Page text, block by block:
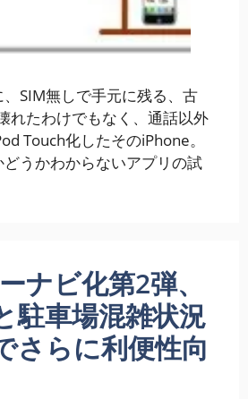
SIM無しで手元に残る、古
れたわけでもなく、通話以外
Touch化したそのiPhone。
うかわからないアプリの試
ナビ化第2弾、
駐車場混雑状況
さらに利便性向